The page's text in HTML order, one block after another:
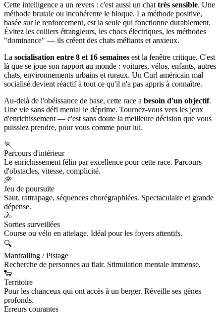
Cette intelligence a un revers : c'est aussi un chat très sensible. Une
méthode brutale ou incohérente le bloque. La méthode positive,
basée sur le renforcement, est la seule qui fonctionne durablement.
Évitez les colliers étrangleurs, les chocs électriques, les méthodes
"dominance" — ils créent des chats méfiants et anxieux.
La socialisation entre 8 et 16 semaines est la fenêtre critique. C'est
là que se joue son rapport au monde : voitures, vélos, enfants, autres
chats, environnements urbains et ruraux. Un Curl américain mal
socialisé devient réactif à tout ce qu'il n'a pas appris à connaître.
Au-delà de l'obéissance de base, cette race a besoin d'un objectif.
Une vie sans défi mental le déprime. Tournez-vous vers les jeux
d'enrichissement — c'est sans doute la meilleure décision que vous
puissiez prendre, pour vous comme pour lui.
🏃
Parcours d'intérieur
Le enrichissement félin par excellence pour cette race. Parcours
d'obstacles, vitesse, complicité.
🥏
Jeu de poursuite
Saut, rattrapage, séquences chorégraphiées. Spectaculaire et grande
dépense.
🚴
Sorties surveillées
Course ou vélo en attelage. Idéal pour les foyers attentifs.
🔍
Mantrailing / Pistage
Recherche de personnes au flair. Stimulation mentale immense.
🐑
Territoire
Pour les chanceux qui ont accès à un berger. Réveille ses gènes
profonds.
Erreurs courantes